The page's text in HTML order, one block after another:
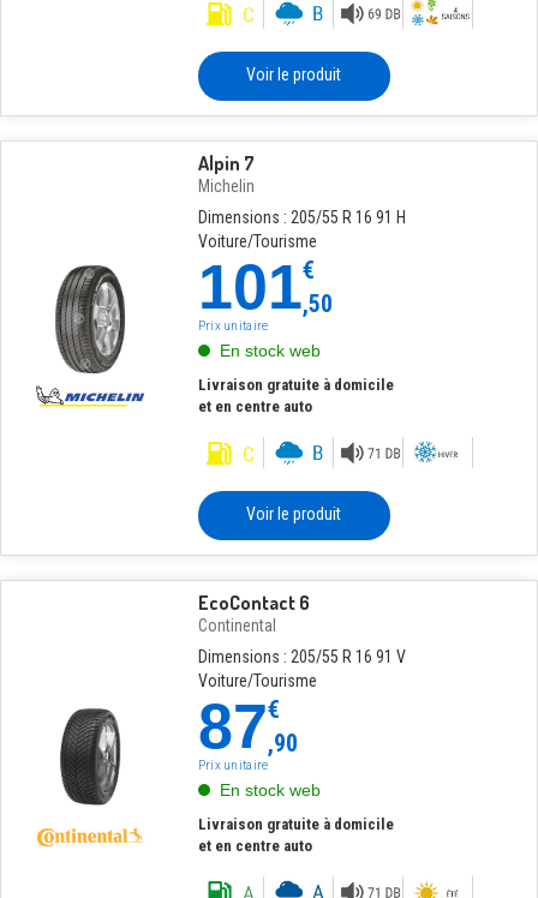
Voir le produit
Alpin 7
Michelin
Dimensions : 205/55 R 16 91 H
Voiture/Tourisme
101€
,50
Prix unitaire
En stock web
Livraison gratuite à domicile
et en centre auto
Voir le produit
EcoContact 6
Continental
Dimensions : 205/55 R 16 91 V
Voiture/Tourisme
87€
,90
Prix unitaire
En stock web
Livraison gratuite à domicile
et en centre auto